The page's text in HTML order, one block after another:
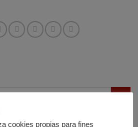
cookies propias para fines